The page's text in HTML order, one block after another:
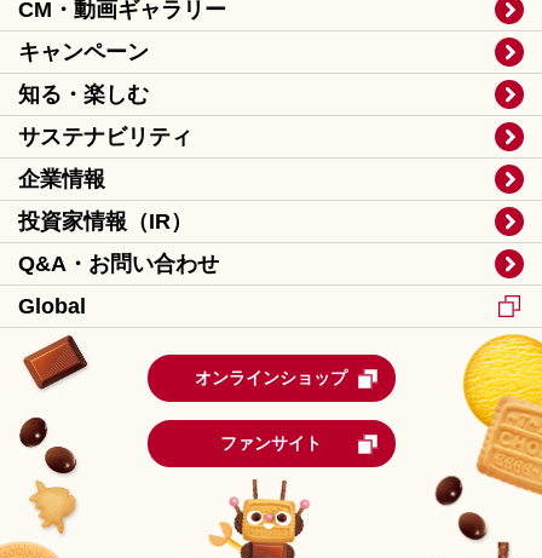
CM・動画ギャラリー
キャンペーン
知る・楽しむ
サステナビリティ
企業情報
投資家情報（IR）
Q&A・お問い合わせ
Global
オンラインショップ
ファンサイト